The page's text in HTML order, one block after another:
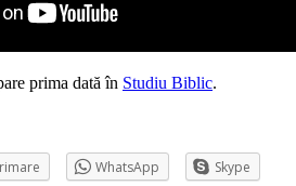
prima dată în Studiu Biblic.
WhatsApp Skype